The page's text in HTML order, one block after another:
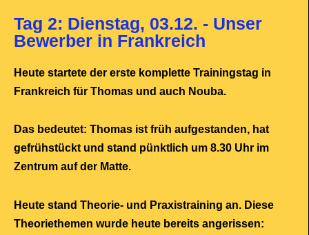
Tag 2: Dienstag, 03.12. - Unser
Bewerber in Frankreich
Heute startete der erste komplette Trainingstag in
Frankreich für Thomas und auch Nouba.
Das bedeutet: Thomas ist früh aufgestanden, hat
gefrühstückt und stand pünktlich um 8.30 Uhr im
Zentrum auf der Matte.
Heute stand Theorie- und Praxistraining an. Diese
Theoriethemen wurde heute bereits angerissen: